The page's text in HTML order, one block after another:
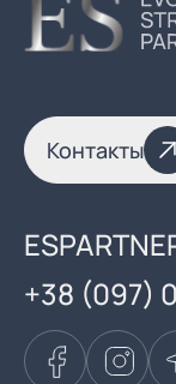
Контакты
+38 (097)